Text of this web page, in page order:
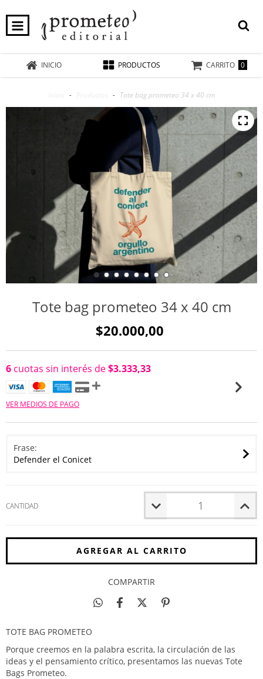
INICIO PRODUCTOS CARRITO 0
- - Tote bag prometeo 34 x 40 cm
Tote bag prometeo 34 x 40 cm
$20.000,00
6 cuotas sin interés de$3.333,33
VER MEDIOS DE PAGO
Frase:
Defender el Conicet
CANTIDAD
COMPARTIR
TOTE BAG PROMETEO
Porque creemos en la palabra escrita, la circulación de las
ideas y el pensamiento crítico, presentamos las nuevas Tote
Bags Prometeo.